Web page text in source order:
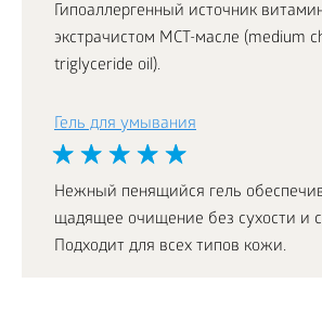
Гипоаллергенный источник
экстрачистом МСТ-масле (medium
triglyceride oil).
Гель для умывания
Нежный пенящийся гель
щадящее очищение без сухости и
Подходит для всех типов кожи.